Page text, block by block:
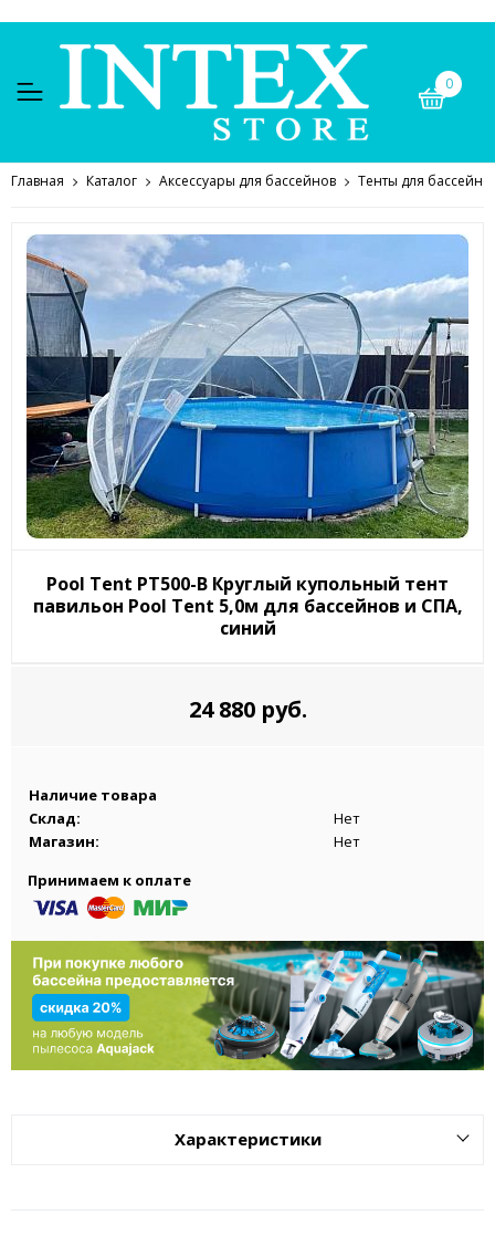
0
Главная Каталог Аксессуары для бассейнов Тенты для
Pool Tent PT500-B Круглый купольный тент
павильон Pool Tent 5,0м для бассейнов и СПА,
синий
24 880 руб.
Наличие товара
Склад:
Нет
Магазин:
Нет
Принимаем к оплате
Характеристики